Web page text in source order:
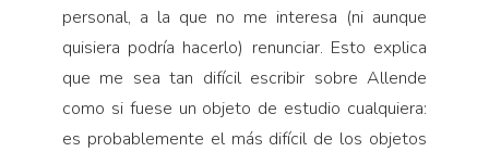
personal, a la que no me interesa (ni aunque
quisiera podría hacerlo) renunciar. Esto explica
que me sea tan difícil escribir sobre Allende
como si fuese un objeto de estudio cualquiera:
es probablemente el más difícil de los objetos